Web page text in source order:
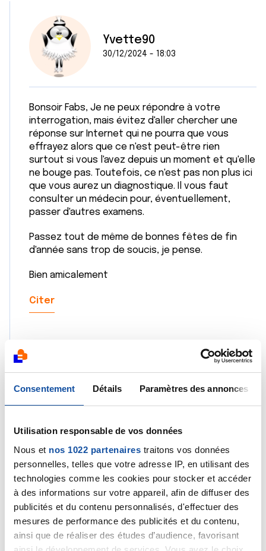
Consentement Détails Paramètres des annonces
Utilisation responsable de vos données
Nous et nos 1022 partenaires traitons vos données
personnelles, telles que votre adresse IP, en utilisant des
technologies comme les cookies pour stocker et accéder
à des informations sur votre appareil, afin de diffuser des
publicités et du contenu personnalisés, d'effectuer des
mesures de performance des publicités et du contenu,
ainsi que de réaliser des études d’audience, favorisant
Yvette90
30/12/2024 - 18:03
Bonsoir Fabs, Je ne peux répondre à votre
interrogation, mais évitez d'aller chercher une
réponse sur Internet qui ne pourra que vous
effrayez alors que ce n'est peut-être rien
surtout si vous l'avez depuis un moment et qu'elle
ne bouge pas. Toutefois, ce n'est pas non plus ici
que vous aurez un diagnostique. Il vous faut
consulter un médecin pour, éventuellement,
passer d'autres examens.
Passez tout de même de bonnes fêtes de fin
d'année sans trop de soucis, je pense.
Bien amicalement
Citer
fabs974@-reunion
30/12/2024 - 18:10
merci beaucoup pour votre réponse c'est
réconfortant je voud aussi de bonnes fêtes